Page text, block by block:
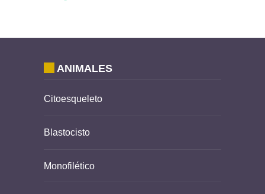
ANIMALES
Citoesqueleto
Blastocisto
Monofilético